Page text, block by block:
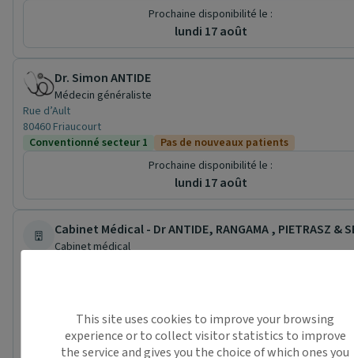
Prochaine disponibilité le :
lundi 17 août
Dr. Simon ANTIDE
Médecin généraliste
Rue d’Ault
80460 Friaucourt
Conventionné secteur 1
Pas de nouveaux patients
Prochaine disponibilité le :
lundi 17 août
Cabinet Médical - Dr ANTIDE, RANGAMA , PIETRASZ &
Cabinet médical
07/08
Sam.
This site uses cookies to improve your browsing
experience or to collect visitor statistics to improve
the service and gives you the choice of which ones you